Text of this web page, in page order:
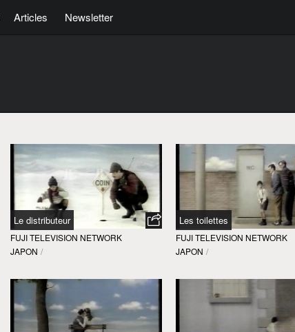
Articles Newsletter
Le distributeur
FUJI TELEVISION NETWORK
JAPON /
Les toilettes
FUJI TELEVISION NETWORK
JAPON /